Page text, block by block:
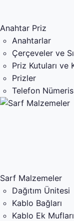
Anahtar Priz
Anahtarlar
Çerçeveler ve
Priz Kutuları ve
Prizler
Telefon
Sarf Malzemeler
Dağıtım Ünitesi
Kablo Bağları
Kablo Ek Mufları